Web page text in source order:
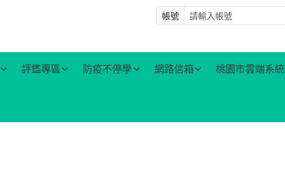
帳號
評鑑專區 防疫不停學 網路信箱 桃園市雲端系統